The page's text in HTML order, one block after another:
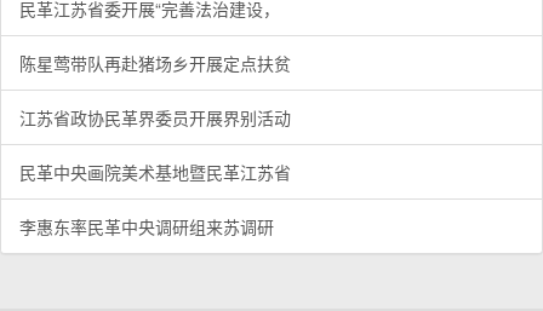
民革江苏省委开展“完善法治建设，
陈星莺带队再赴猪场乡开展定点扶贫
江苏省政协民革界委员开展界别活动
民革中央画院美术基地暨民革江苏省
李惠东率民革中央调研组来苏调研